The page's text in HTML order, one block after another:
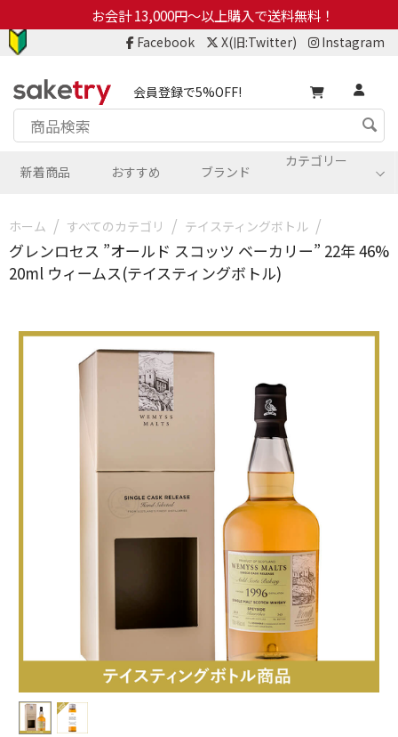
お会計 13,000円～以上購入で送料無料！
Facebook X(旧:Twitter) Instagram
会員登録で5%OFF!
カテゴリー
新着商品 おすすめ ブランド
ホーム / すべてのカテゴリ / テイスティングボトル /
グレンロセス ”オールド スコッツ ベーカリー” 22年 46%
20ml ウィームス(テイスティングボトル)